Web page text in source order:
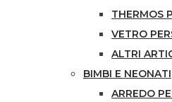
THERMOS
VETRO
ALTRI
BIMBI E NEONATI
ARREDO